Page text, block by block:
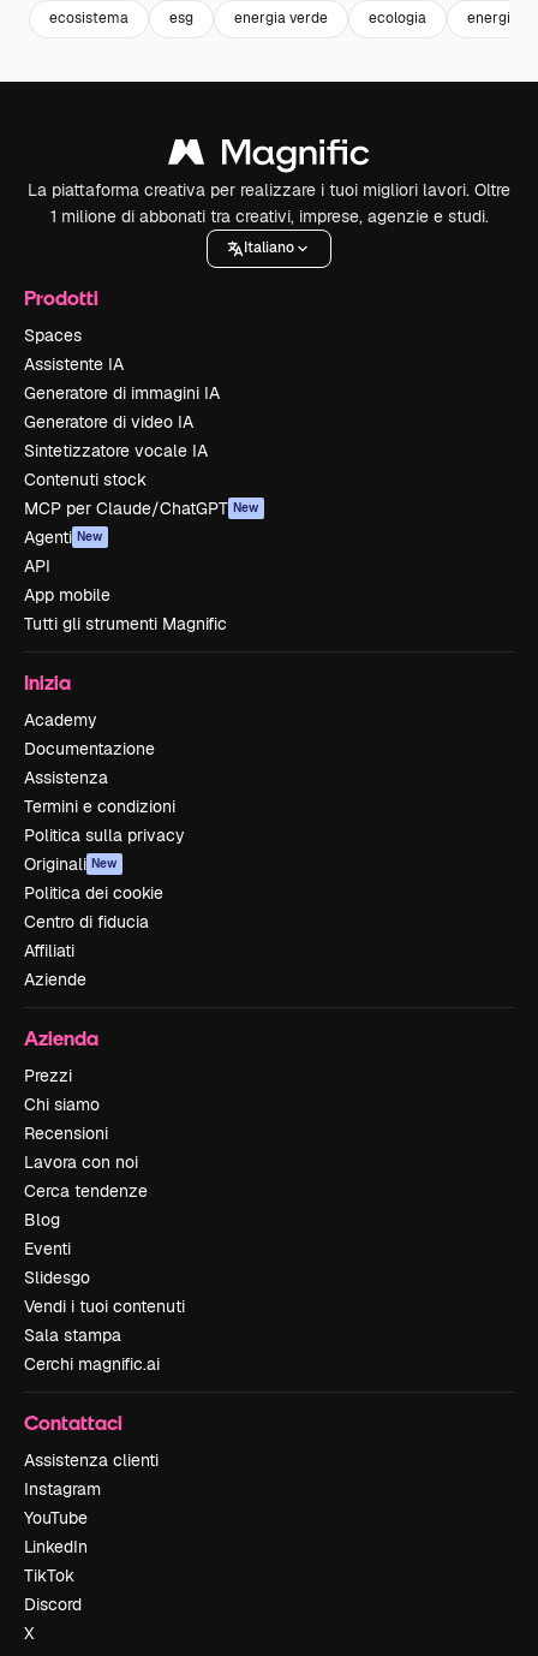
ecosistema esg energia verde ecologia energia
La piattaforma creativa per realizzare i tuoi migliori lavori. Oltre
1 milione di abbonati tra creativi, imprese, agenzie e studi.
Italiano
Prodotti
Spaces
Assistente IA
Generatore di immagini IA
Generatore di video IA
Sintetizzatore vocale IA
Contenuti stock
MCP per Claude/ChatGPT New
Agenti New
API
App mobile
Tutti gli strumenti Magnific
Inizia
Academy
Documentazione
Assistenza
Termini e condizioni
Politica sulla privacy
Originali New
Politica dei cookie
Centro di fiducia
Affiliati
Aziende
Azienda
Prezzi
Chi siamo
Recensioni
Lavora con noi
Cerca tendenze
Blog
Eventi
Slidesgo
Vendi i tuoi contenuti
Sala stampa
Cerchi magnific.ai
Contattaci
Assistenza clienti
Instagram
YouTube
LinkedIn
TikTok
Discord
X